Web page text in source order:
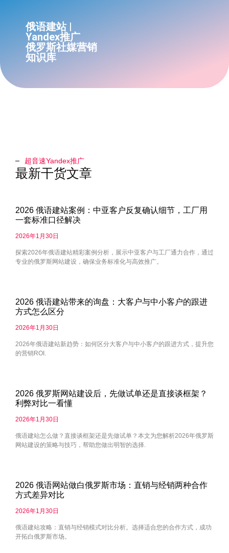
俄语建站 |
Yandex推广
俄罗斯社媒营销
知识库
超音速Yandex推广​
最新干货文章
2026 俄语建站案例：中亚客户反复确认细节，工厂用
一套标准口径解决
2026年1月30日
探索2026年俄语建站精彩案例分析，展示中亚客户与工厂通力合作，通过
专业的俄罗斯网站建设，确保业务标准化与高效推广。
2026 俄语建站带来的询盘：大客户与中小客户的跟进
方式怎么区分
2026年1月30日
2026年俄语建站新趋势：如何区分大客户与中小客户的跟进方式，提升您
的营销ROI.
2026 俄罗斯网站建设后，先做试单还是直接谈框架？
利弊对比一看懂
2026年1月30日
俄语建站怎么做？直接谈框架还是先做试单？本文为您解析2026年俄罗斯
网站建设的策略与技巧，帮助您做出明智的选择.
2026 俄语网站做白俄罗斯市场：直销与经销两种合作
方式差异对比
2026年1月30日
俄语建站攻略：直销与经销模式对比分析。选择适合您的合作方式，成功
开拓白俄罗斯市场。